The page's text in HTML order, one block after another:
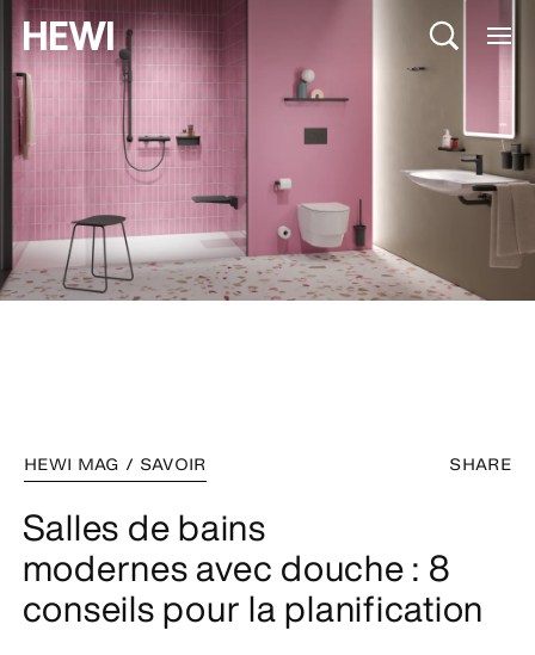
SHARE
HEWI MAG / SAVOIR
Salles de bains
modernes avec douche : 8
conseils pour la planification